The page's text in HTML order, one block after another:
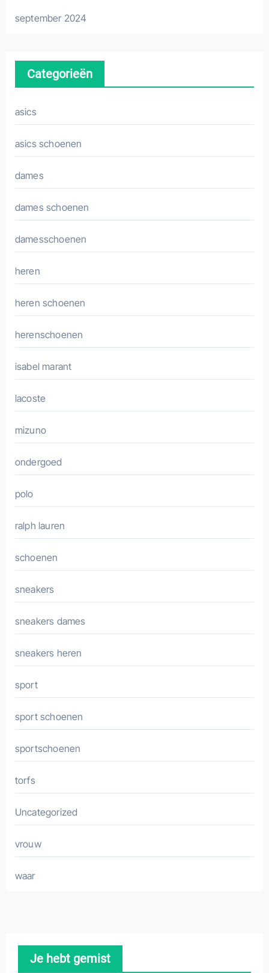
september 2024
Categorieën
asics
asics schoenen
dames
dames schoenen
damesschoenen
heren
heren schoenen
herenschoenen
isabel marant
lacoste
mizuno
ondergoed
polo
ralph lauren
schoenen
sneakers
sneakers dames
sneakers heren
sport
sport schoenen
sportschoenen
torfs
Uncategorized
vrouw
waar
Je hebt gemist